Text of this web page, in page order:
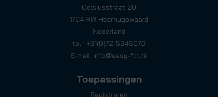
Celsiusstraat 20
1704 RW Heerhugowaard
Nederland
tel.: +31(0)72-5345070
E-mail: info@easy-fitt.nl
Toepassingen
Registreren